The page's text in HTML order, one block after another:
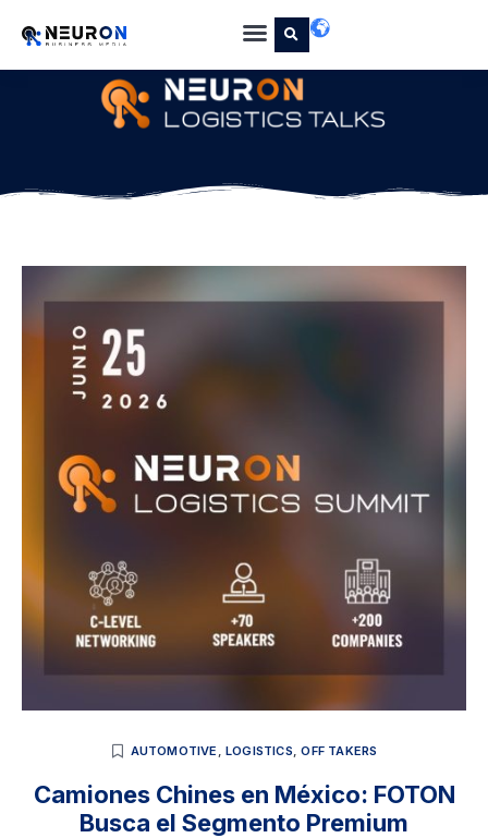
AUTOMOTIVE ,LOGISTICS,OFF TAKERS
Camiones Chines en México: FOTON
Busca el Segmento Premium